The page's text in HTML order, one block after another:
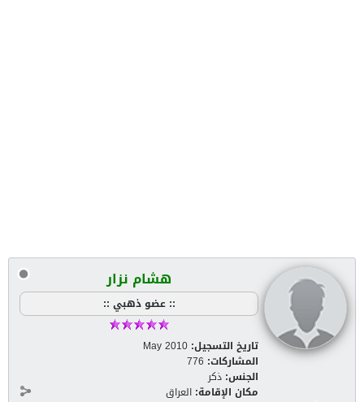
هشام نزار
:: عضو ذهبي ::
تاريخ التسجيل: May 2010
المشاركات: 776
الجنس: ذكر
مكان الإقامة: العراق